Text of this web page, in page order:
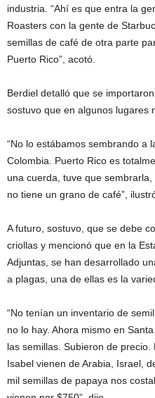
industria. “Ahí es que entra la
Roasters con la gente de
semillas de café de otra parte
Puerto Rico”, acotó.
Berdiel detalló que se
sostuvo que en algunos lugares
“No lo estábamos sembrando a
Colombia. Puerto Rico es
una cuerda, tuve que
no tiene un grano de café”,
A futuro, sostuvo, que se debe
criollas y mencionó que en la
Adjuntas, se han desarrollado
a plagas, una de ellas es la
“No tenían un inventario de
no lo hay. Ahora mismo en
las semillas. Subieron de
Isabel vienen de Arabia, Israel,
mil semillas de papaya nos